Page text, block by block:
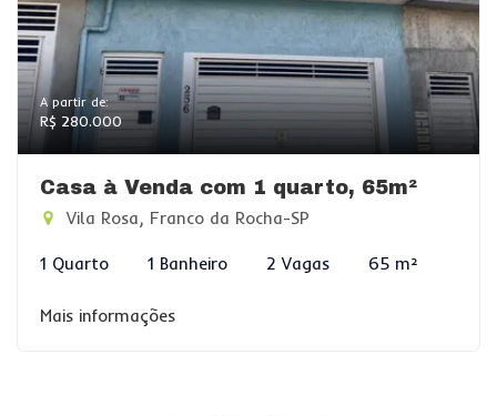
A partir de:
R$ 280.000
Casa à Venda com 1 quarto, 65m²
Vila Rosa, Franco da Rocha-SP
1 Quarto 1 Banheiro 2 Vagas 65 m²
Mais informações